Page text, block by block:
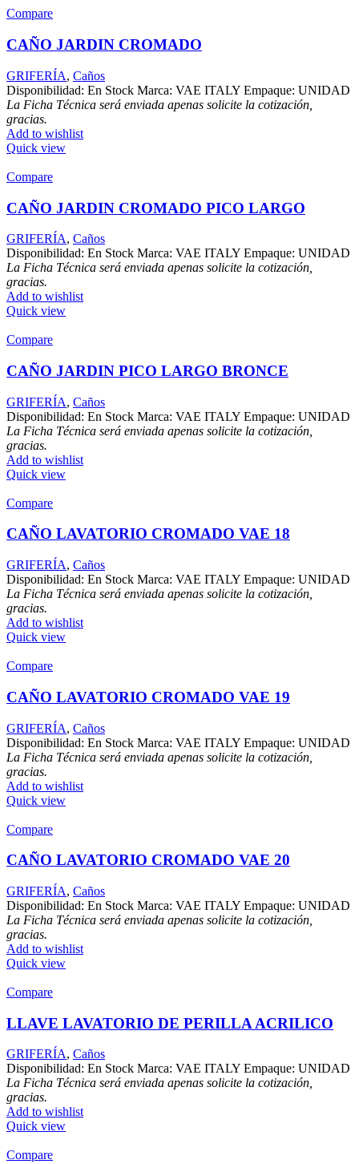
Compare
CAÑO JARDIN CROMADO
GRIFERÍA, Caños
Disponibilidad: En Stock Marca: VAE ITALY Empaque: UNIDAD
La Ficha Técnica será enviada apenas solicite la cotización,
gracias.
Add to wishlist
Quick view
Compare
CAÑO JARDIN CROMADO PICO LARGO
GRIFERÍA, Caños
Disponibilidad: En Stock Marca: VAE ITALY Empaque: UNIDAD
La Ficha Técnica será enviada apenas solicite la cotización,
gracias.
Add to wishlist
Quick view
Compare
CAÑO JARDIN PICO LARGO BRONCE
GRIFERÍA, Caños
Disponibilidad: En Stock Marca: VAE ITALY Empaque: UNIDAD
La Ficha Técnica será enviada apenas solicite la cotización,
gracias.
Add to wishlist
Quick view
Compare
CAÑO LAVATORIO CROMADO VAE 18
GRIFERÍA, Caños
Disponibilidad: En Stock Marca: VAE ITALY Empaque: UNIDAD
La Ficha Técnica será enviada apenas solicite la cotización,
gracias.
Add to wishlist
Quick view
Compare
CAÑO LAVATORIO CROMADO VAE 19
GRIFERÍA, Caños
Disponibilidad: En Stock Marca: VAE ITALY Empaque: UNIDAD
La Ficha Técnica será enviada apenas solicite la cotización,
gracias.
Add to wishlist
Quick view
Compare
CAÑO LAVATORIO CROMADO VAE 20
GRIFERÍA, Caños
Disponibilidad: En Stock Marca: VAE ITALY Empaque: UNIDAD
La Ficha Técnica será enviada apenas solicite la cotización,
gracias.
Add to wishlist
Quick view
Compare
LLAVE LAVATORIO DE PERILLA ACRILICO
GRIFERÍA, Caños
Disponibilidad: En Stock Marca: VAE ITALY Empaque: UNIDAD
La Ficha Técnica será enviada apenas solicite la cotización,
gracias.
Add to wishlist
Quick view
Compare